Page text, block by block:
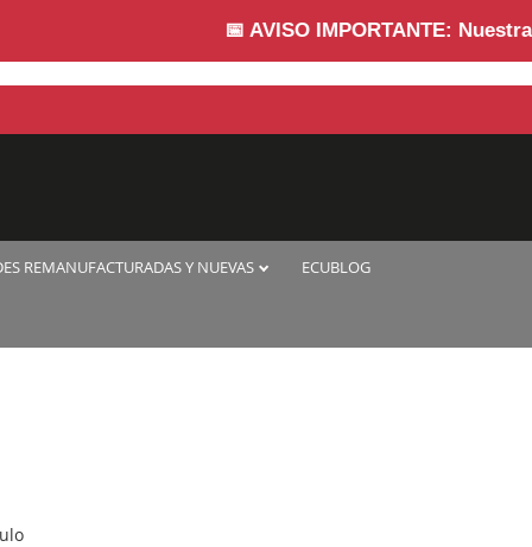
AVISO IMPORTANTE:Nuestra
REMANUFACTURADAS Y NUEVAS ECUBLOG